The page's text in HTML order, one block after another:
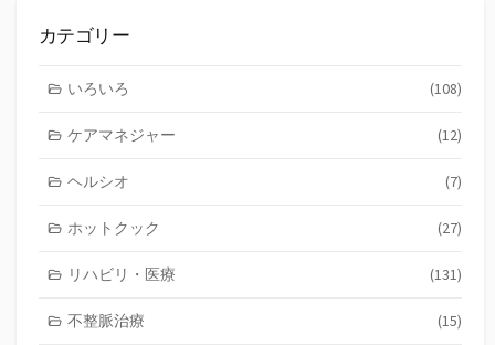
記
カテゴリー
いろいろ (108)
ケアマネジャー (12)
ヘルシオ (7)
ホットクック (27)
リハビリ・医療 (131)
不整脈治療 (15)